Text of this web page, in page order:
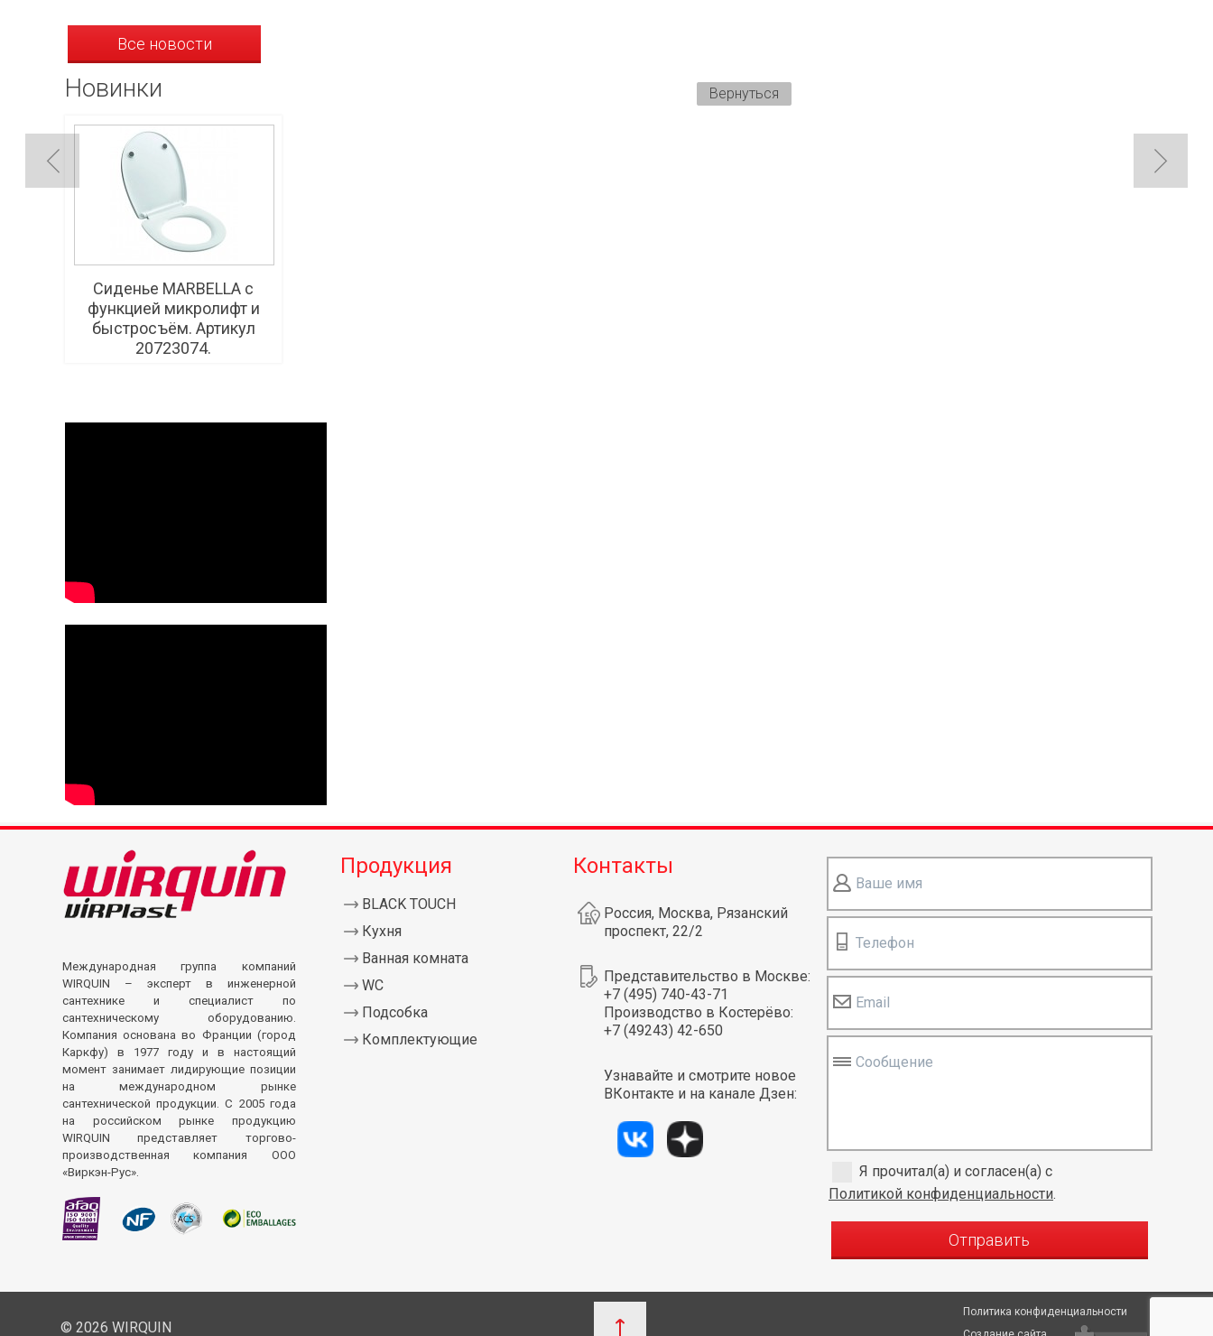
Все новости
Новинки
Сиденье MARBELLA с
функцией микролифт и
быстросъём. Артикул
20723074.
Вернуться
Международная группа компаний
WIRQUIN – эксперт в инженерной
сантехнике и специалист по
сантехническому оборудованию.
Компания основана во Франции (город
Каркфу) в 1977 году и в настоящий
момент занимает лидирующие позиции
на международном рынке
сантехнической продукции. С 2005 года
на российском рынке продукцию
WIRQUIN представляет торгово-
производственная компания ООО
«Виркэн-Рус».
Продукция
BLACK TOUCH
Кухня
Ванная комната
WC
Подсобка
Комплектующие
Контакты
Россия, Москва, Рязанский
проспект, 22/2
Представительство в Москве:
+7 (495) 740-43-71
Производство в Костерёво:
+7 (49243) 42-650
Узнавайте и смотрите новое
ВКонтакте и на канале Дзен:
Ваше имя
Телефон
Email
Сообщение
Я прочитал(а) и согласен(а) с
Политикой конфиденциальности.
Отправить
© 2026 WIRQUIN
Политика конфиденциальности